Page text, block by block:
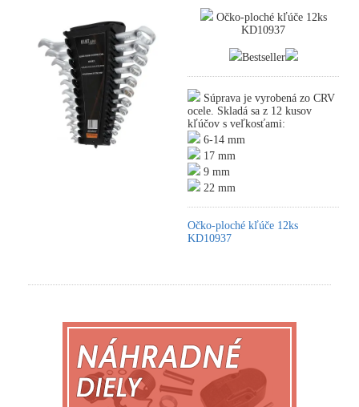
Očko-ploché kľúče 12ks
KD10937
Bestseller
Súprava je vyrobená zo CRV
ocele. Skladá sa z 12 kusov
kľúčov s veľkosťami:
6-14 mm
17 mm
9 mm
22 mm
Očko-ploché kľúče 12ks
KD10937